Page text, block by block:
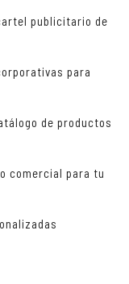
publicitario de
para
de productos
comercial para tu